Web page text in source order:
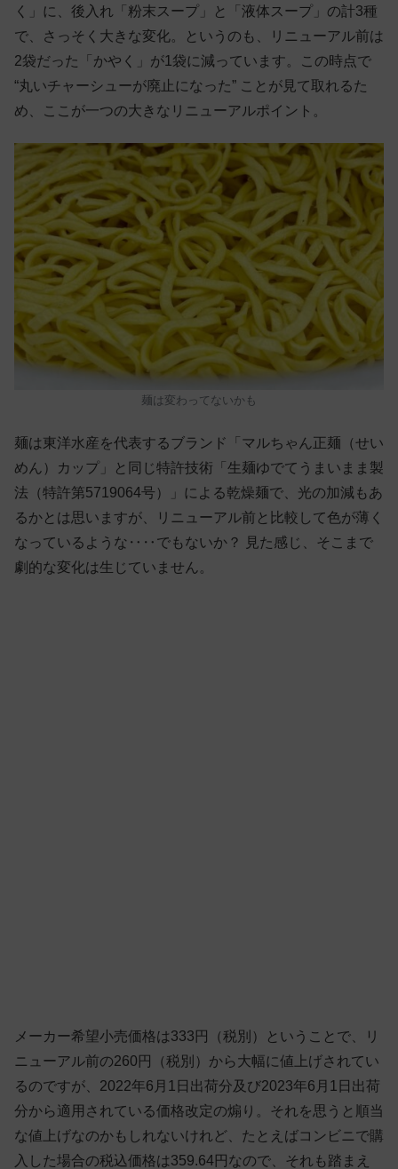
く」に、後入れ「粉末スープ」と「液体スープ」の計3種
で、さっそく大きな変化。というのも、リニューアル前は
2袋だった「かやく」が1袋に減っています。この時点で
“丸いチャーシューが廃止になった” ことが見て取れるた
め、ここが一つの大きなリニューアルポイント。
麺は変わってないかも
麺は東洋水産を代表するブランド「マルちゃん正麺（せい
めん）カップ」と同じ特許技術「生麺ゆでてうまいまま製
法（特許第5719064号）」による乾燥麺で、光の加減もあ
るかとは思いますが、リニューアル前と比較して色が薄く
なっているような‥‥でもないか？ 見た感じ、そこまで
劇的な変化は生じていません。
メーカー希望小売価格は333円（税別）ということで、リ
ニューアル前の260円（税別）から大幅に値上げされてい
るのですが、2022年6月1日出荷分及び2023年6月1日出荷
分から適用されている価格改定の煽り。それを思うと順当
な値上げなのかもしれないけれど、たとえばコンビニで購
入した場合の税込価格は359.64円なので、それも踏まえ